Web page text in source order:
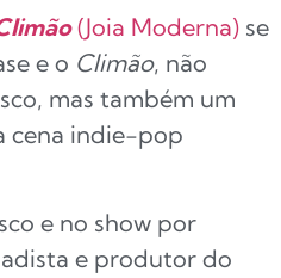
(Joia Moderna) se
e o Climão, não
mas também um
cena indie-pop
e no show por
e produtor do